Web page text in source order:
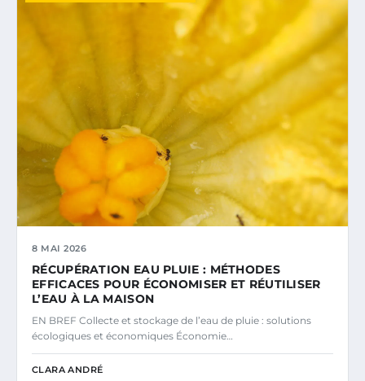
8 MAI 2026
RÉCUPÉRATION EAU PLUIE : MÉTHODES
EFFICACES POUR ÉCONOMISER ET RÉUTILISER
L’EAU À LA MAISON
EN BREF Collecte et stockage de l’eau de pluie : solutions
écologiques et économiques Économie…
CLARA ANDRÉ